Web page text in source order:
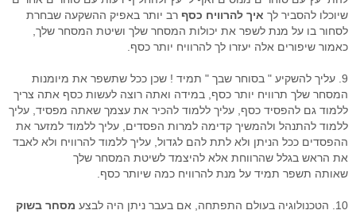
שיוכלו להסביר לך איך להרוויח כסף רב יותר באפיק ההשקעה שבחרת
לסחור בו על מנת לשפר את יכולות המסחר שלך ושיטת המסחר שלך,
כאמור שיפורים אלה יעזרו לך להרוויח יותר כסף.
9. עליך להשקיע " בסוחר שבך " תמיד ! שכן ככל שתשפר את מיומנות
המסחר שלך תרוויח יותר כסף, במידה ואתה רוצה לעשות כסף אתה צריך
ללמוד גם להפסיד כסף, עליך ללמוד להכיר את עצמך שאתה מפסיד, עליך
ללמוד להתנהל ולהמשיך קדימה למרות הפסדים, עליך ללמוד למזער את
ההפסדים ככל הניתן ולא לתת להם לגדול, עליך ללמוד להרוויח ולא לאבד
את הראש בגלל שהרווחת אלא להיצמד לשיטת המסחר שלך
שאותה תשפר תמיד על מנת להרוויח כמה שיותר כסף.
10. הטכנולוגיה בעולם התפתחה, אם בעבר ניתן היה לבצע
מסחר בשוק